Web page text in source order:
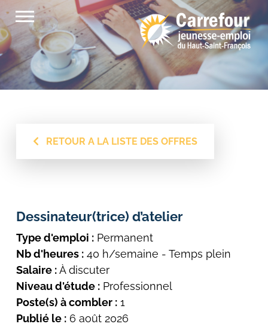
Passer
au
contenu
RETOUR A LA LISTE DES OFFRES
Dessinateur(trice) d’atelier
Type d'emploi : Permanent
Nb d'heures : 40 h/semaine - Temps plein
Salaire :À discuter
Niveau d'étude : Professionnel
Poste(s) à combler : 1
Publié le : 6 août 2026